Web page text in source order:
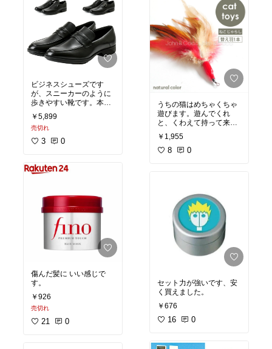
ビジネスシューズです
が、スニーカーのように
歩きやすい靴です。本革
なのに安いです。
￥5,899
売切れ
3 0
傷んだ髪に いい感じで
す。
￥926
売切れ
21 0
うちの猫はめちゃくちゃ
遊びます。遊んでくれ
と、くわえて持って来ま
す。
￥1,955
8 0
セット力が強いです、安
く買えました。
￥676
16 0